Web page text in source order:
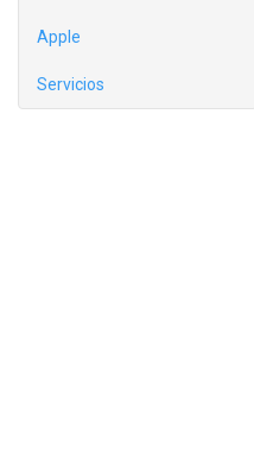
Apple
Servicios